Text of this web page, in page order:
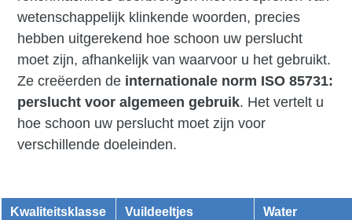
wetenschappelijk klinkende woorden, precies
hebben uitgerekend hoe schoon uw perslucht
moet zijn, afhankelijk van waarvoor u het gebruikt.
Ze creëerden de internationale norm ISO 85731:
perslucht voor algemeen gebruik. Het vertelt u
hoe schoon uw perslucht moet zijn voor
verschillende doeleinden.
Kwaliteitsklasse Vuildeeltjes Water